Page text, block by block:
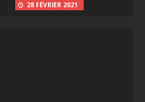
28 FÉVRIER 2021